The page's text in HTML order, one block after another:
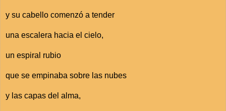
y su cabello comenzó a tender
una escalera hacia el cielo,
un espiral rubio
que se empinaba sobre las nubes
y las capas del alma,